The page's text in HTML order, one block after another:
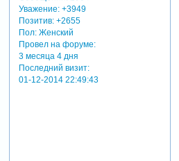
Уважение: +3949
Позитив: +2655
Пол:Женский
Провел на форуме:
3 месяца 4 дня
Последний визит:
01-12-2014 22:49:43